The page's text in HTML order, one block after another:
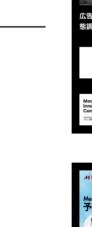
広
態